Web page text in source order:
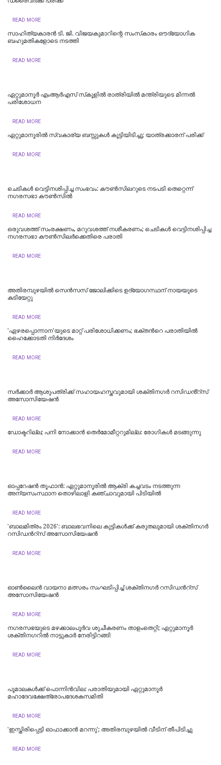
READ MORE
സാഹിത്യകാരൻ ടി. ജി. വിജയകുമാറിന്റെ സംസ്‌കാരം ഔദ്യോഗിക
ബഹുമതികളോടെ നടത്തി
READ MORE
ഏറ്റുമാനൂർ എംആർഎസ് സ്‌കൂളിൽ രാത്രിയിൽ മന്ത്രിയുടെ മിന്നൽ
പരിശോധന
READ MORE
ഏറ്റുമാനൂരിൽ സ്വകാര്യ ബസ്സുകൾ കൂട്ടിയിടിച്ചു; യാത്രക്കാരന് പരിക്ക്
READ MORE
ചെടികള്‍ വെട്ടിനശിപ്പിച്ച സംഭവം: കൗണ്‍സിലറുടെ നടപടി തെറ്റെന്ന്
നഗരസഭാ കൗണ്‍സില്‍
READ MORE
ഒരുവശത്ത് സംരക്ഷണം, മറുവശത്ത് നശീകരണം; ചെടികൾ വെട്ടിനശിപ്പിച്ച
നഗരസഭാ കൗൺസിലർക്കെതിരെ പരാതി
READ MORE
അതിരമ്പുഴയില്‍ സെൻസസ് ജോലിക്കിടെ ഉദ്യോഗസ്ഥന് നായയുടെ
കടിയേറ്റു
READ MORE
'ഏഴരപ്പൊന്നാന'യുടെ മാറ്റ് പരിശോധിക്കണം; ഭക്തന്‍റെ പരാതിയിൽ
ഹെെക്കോടതി നിർദേശം
READ MORE
സർക്കാർ ആശുപത്രിക്ക് സഹായഹസ്തവുമായി ശക്തിനഗർ റസിഡൻ്റ്സ്
അസോസിയേഷൻ
READ MORE
ഡോക്ടറില്ല; പനി നോക്കാൻ തെർമോമീറ്ററുമില്ല: രോഗികൾ മടങ്ങുന്നു
READ MORE
ഓപ്പറേഷൻ തൂഫാൻ: ഏറ്റുമാനൂരിൽ ആക്രി കച്ചവടം നടത്തുന്ന
അന്യസംസ്ഥാന തൊഴിലാളി കഞ്ചാവുമായി പിടിയിൽ
READ MORE
'ബാലമിത്രം 2026': ബാലഭവനിലെ കുട്ടികൾക്ക് കരുതലുമായി ശക്തിനഗർ
റസിഡന്‍റ്സ് അസോസിയേഷന്‍
READ MORE
ഓൺലൈൻ വായനാ മത്സരം സംഘടിപ്പിച്ച് ശക്തിനഗർ റസിഡന്‍റ്സ്
അസോസിയേഷൻ
READ MORE
നഗരസഭയുടെ മഴക്കാലപൂർവ ശുചീകരണം താളംതെറ്റി; ഏറ്റുമാനൂർ
ശക്തിനഗറിൽ നാട്ടുകാർ നേരിട്ടിറങ്ങി
READ MORE
പൂമാലകള്‍ക്ക് പൊന്നിന്‍വില: പരാതിയുമായി ഏറ്റുമാനൂര്‍
മഹാദേവക്ഷേത്രോപദേശകസമിതി
READ MORE
'ഇസ്തിരിപ്പെട്ടി ഓഫാക്കാൻ മറന്നു'; അതിരമ്പുഴയിൽ വീടിന് തീപിടിച്ചു
READ MORE